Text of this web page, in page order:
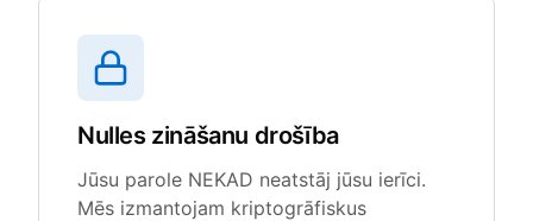
Nulles zināšanu drošība
Jūsu parole NEKAD neatstāj jūsu ierīci.
Mēs izmantojam kriptogrāfiskus